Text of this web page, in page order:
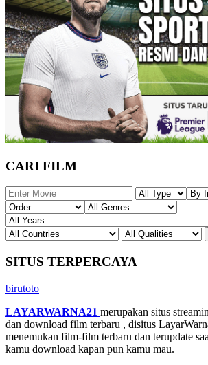
CARI FILM
SITUS TERPERCAYA
birutoto
LAYARWARNA21 merupakan situs
dan download film terbaru , disitus
menemukan film-film terbaru dan terupdate
kamu download kapan pun kamu mau.